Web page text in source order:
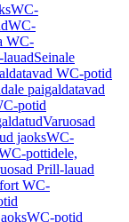
WC-
WC-
WC-
Seinale
WC-potid
paigaldatavad
potid
Varuosad
jaoksWC-
pottidele,
Prill-lauad
WC-
WC-potid